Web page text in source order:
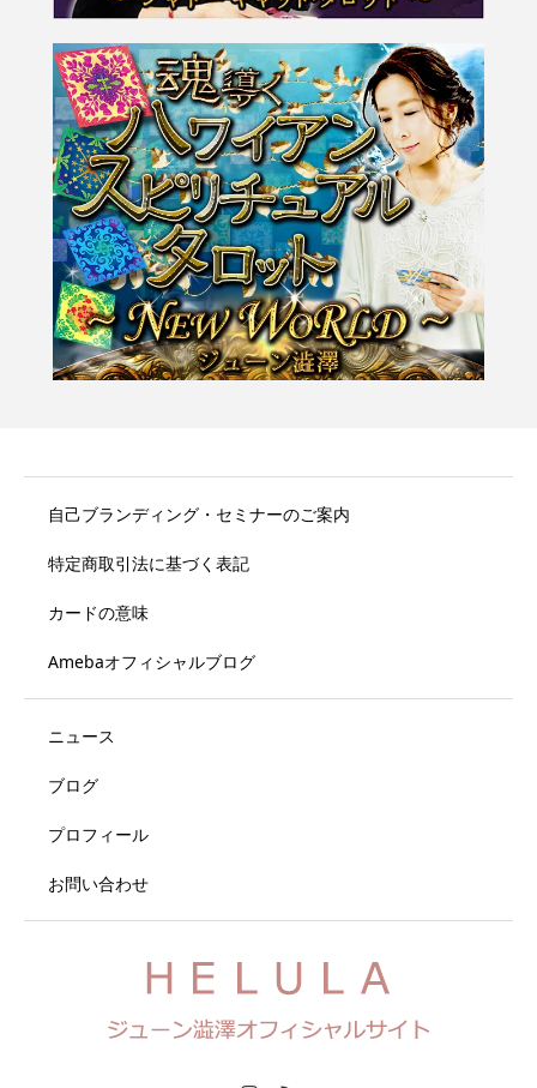
自己ブランディング・セミナーのご案内
特定商取引法に基づく表記
カードの意味
Amebaオフィシャルブログ
ニュース
ブログ
プロフィール
お問い合わせ